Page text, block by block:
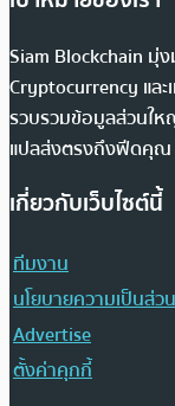
Siam Blockchain มุ่
Cryptocurrency และ
รวบรวมข้อมูลส่วนให
แปลส่งตรงถึงฟีดคุณ
เกี่ยวกับเว็บไซต์นี้
ทีมงาน
นโยบายความเป็นส่ว
Advertise
ตั้งค่าคุกกี้